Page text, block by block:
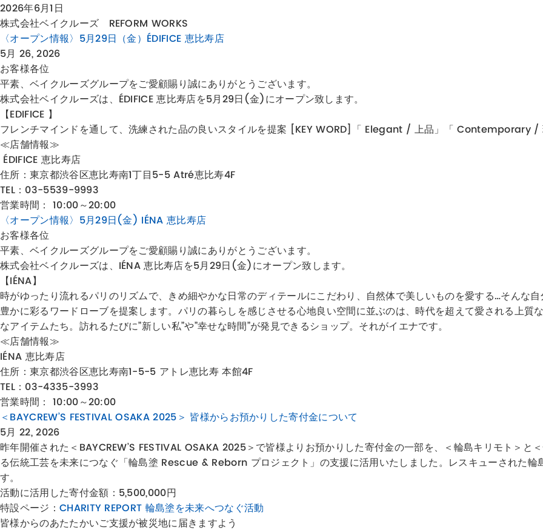
2026年6月1日
株式会社ベイクルーズ REFORM WORKS
〈オープン情報〉5月29日（金）ÉDIFICE 恵比寿店
5月 26, 2026
お客様各位
平素、ベイクルーズグループをご愛顧賜り誠にありがとうございます。
株式会社ベイクルーズは、ÉDIFICE 恵比寿店を5月29日(金)にオープン致します。
【EDIFICE 】
フレンチマインドを通して、洗練された品の良いスタイルを提案 [KEY WORD]「 Elegant / 上品」「 Contemporary
≪店舗情報≫
ÉDIFICE 恵比寿店
住所： 東京都渋谷区恵比寿南1丁目5-5 Atré恵比寿4F
TEL：03-5539-9993
営業時間： 10:00～20:00
〈オープン情報〉5月29日(金) IÉNA 恵比寿店
お客様各位
平素、ベイクルーズグループをご愛顧賜り誠にありがとうございます。
株式会社ベイクルーズは、IÉNA 恵比寿店を5月29日(金)にオープン致します。
【IÉNA】
時がゆったり流れるパリのリズムで、きめ細やかな日常のディテールにこだわり、自然体で美しいものを愛する…そんな
豊かに彩るワードローブを提案します。パリの暮らしを感じさせる心地良い空間に並ぶのは、時代を超えて愛される上
なアイテムたち。訪れるたびに”新しい私”や”幸せな時間”が発見できるショップ。それがイエナです。
≪店舗情報≫
IÉNA 恵比寿店
住所：東京都渋谷区恵比寿南1-5-5 アトレ恵比寿 本館4F
TEL：03-4335-3993
営業時間： 10:00～20:00
＜BAYCREW’S FESTIVAL OSAKA 2025＞ 皆様からお預かりした寄付金について
5月 22, 2026
昨年開催された＜BAYCREW’S FESTIVAL OSAKA 2025＞で皆様よりお預かりした寄付金の一部を、＜輪島キリモト＞
る伝統工芸を未来につなぐ「輪島塗 Rescue & Reborn プロジェクト」の支援に活用いたしました。レスキューされた輪
す。
活動に活用した寄付金額：5,500,000円
特設ページ： CHARITY REPORT 輪島塗を未来へつなぐ活動
皆様からのあたたかいご支援が被災地に届きますよう